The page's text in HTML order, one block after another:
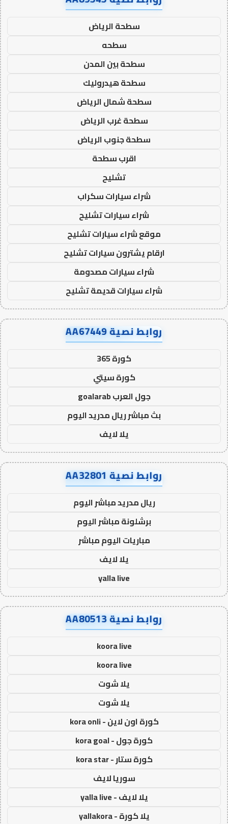
سطحة الرياض
سطحه
سطحة بين المدن
سطحة هيدروليك
سطحة شمال الرياض
سطحة غرب الرياض
سطحة جنوب الرياض
اقرب سطحة
تشليح
شراء سيارات سكراب
شراء سيارات تشليح
موقع شراء سيارات تشليح
ارقام يشترون سيارات تشليح
شراء سيارات مصدومة
شراء سيارات قديمة تشليح
روابط نصية AA67449
كورة 365
كورة سيتي
جول العرب goalarab
بث مباشر ريال مدريد اليوم
يلا لايف
روابط نصية AA32801
ريال مدريد مباشر اليوم
برشلونة مباشر اليوم
مباريات اليوم مباشر
يلا لايف
yalla live
روابط نصية AA80513
koora live
koora live
يلا شوت
يلا شوت
كورة اون لاين - kora onli
كورة جول - kora goal
كورة ستار - kora star
سوريا لايف
يلا لايف - yalla live
يلا كورة - yallakora